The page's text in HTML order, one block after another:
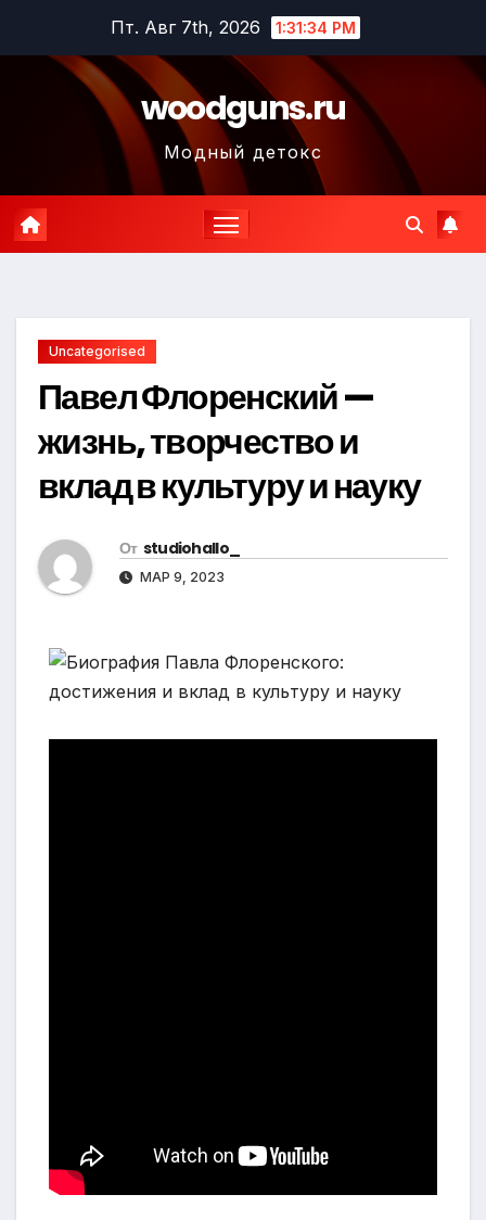
содержимому
Пт. Авг 7th, 2026 1:31:35 PM
woodguns.ru
Модный детокс
Uncategorised
Павел Флоренский —
жизнь, творчество и
вклад в культуру и науку
От studiohallo_
МАР 9, 2023